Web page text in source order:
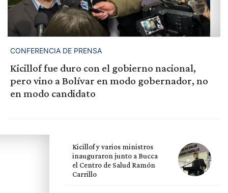
CONFERENCIA DE PRENSA
Kicillof fue duro con el gobierno nacional,
pero vino a Bolívar en modo gobernador, no
en modo candidato
Kicillof y varios ministros
inauguraron junto a Bucca
el Centro de Salud Ramón
Carrillo